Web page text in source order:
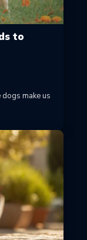
to
make us